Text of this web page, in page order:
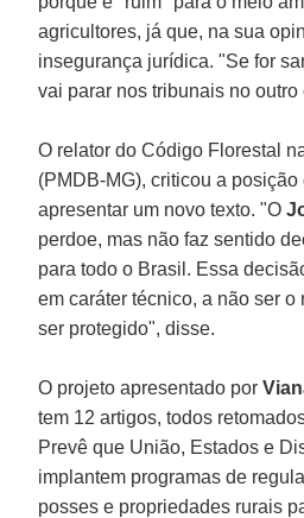
agricultores, já que, na sua
insegurança jurídica. "Se for
vai parar nos tribunais no outro
O relator do Código Florestal
(PMDB-MG), criticou a
apresentar um novo texto. "O
perdoe, mas não faz sentido
para todo o Brasil. Essa
em caráter técnico, a não ser o
ser protegido", disse.
O projeto apresentado por
tem 12 artigos, todos
Prevê que União, Estados e
implantem programas de
posses e propriedades rurais